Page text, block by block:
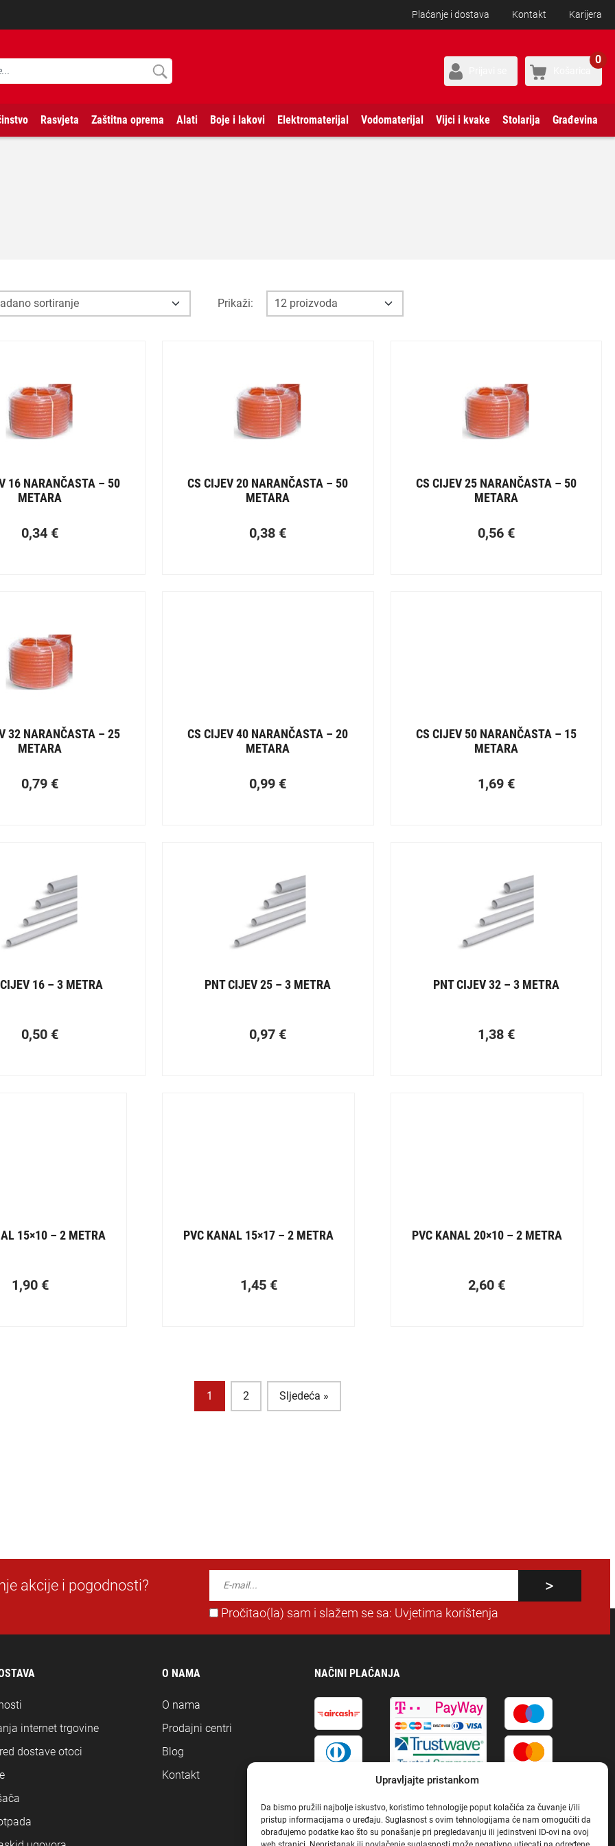
Upravljajte pristankom
Da bismo pružili najbolje iskustvo, koristimo tehnologije poput kolačića za čuvanje i/ili
pristup informacijama o uređaju. Suglasnost s ovim tehnologijama će nam omogućiti da
obrađujemo podatke kao što su ponašanje pri pregledavanju ili jedinstveni ID-ovi na ovoj
Plaćanje i dostava Kontakt Karijera
0
Rasvjeta Zaštitna oprema Alati Boje i lakovi Elektromaterijal Vodomaterijal Vijci i kvake Stolarija Građevina
Prikaži:
16 NARANČASTA – 50
METARA
0,34 €
CS CIJEV 20 NARANČASTA – 50
METARA
0,38 €
CS CIJEV 25 NARANČASTA – 50
METARA
0,56 €
32 NARANČASTA – 25
METARA
0,79 €
CS CIJEV 40 NARANČASTA – 20
METARA
0,99 €
CS CIJEV 50 NARANČASTA – 15
METARA
1,69 €
16 – 3 METRA
0,50 €
PNT CIJEV 25 – 3 METRA
0,97 €
PNT CIJEV 32 – 3 METRA
1,38 €
15×10 – 2 METRA
1,90 €
PVC KANAL 15×17 – 2 METRA
1,45 €
PVC KANAL 20×10 – 2 METRA
2,60 €
1 2 Sljedeća »
akcije i pogodnosti?
Pročitao(la) sam i slažem se sa: Uvjetima korištenja
internet trgovine
dostave otoci
O NAMA
O nama
Prodajni centri
Blog
Kontakt
NAČINI PLAĆANJA